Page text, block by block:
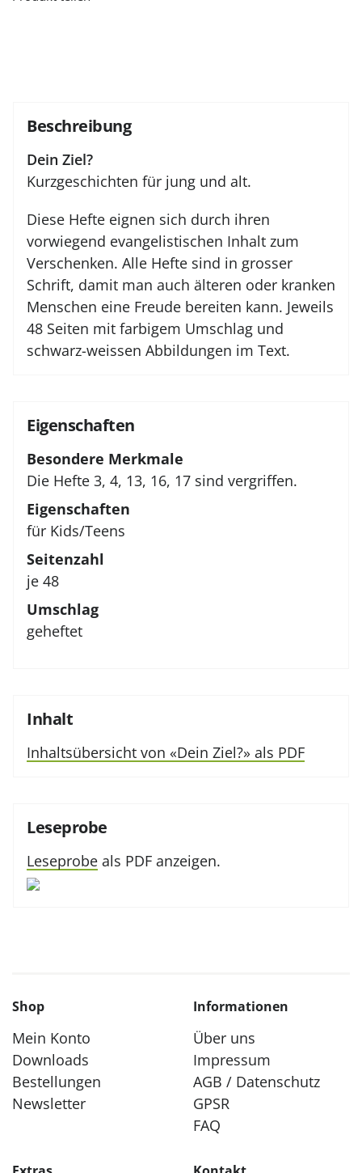
Beschreibung
Dein Ziel?
Kurzgeschichten für jung und alt.
Diese Hefte eignen sich durch ihren
vorwiegend evangelistischen Inhalt zum
Verschenken. Alle Hefte sind in grosser
Schrift, damit man auch älteren oder kranken
Menschen eine Freude bereiten kann. Jeweils
48 Seiten mit farbigem Umschlag und
schwarz-weissen Abbildungen im Text.
Eigenschaften
Besondere Merkmale
Die Hefte 3, 4, 13, 16, 17 sind vergriffen.
Eigenschaften
für Kids/Teens
Seitenzahl
je 48
Umschlag
geheftet
Inhalt
Inhaltsübersicht von «Dein Ziel?» als PDF
Leseprobe
Leseprobe als PDF anzeigen.
Shop
Mein Konto
Downloads
Bestellungen
Newsletter
Informationen
Über uns
Impressum
AGB / Datenschutz
GPSR
FAQ